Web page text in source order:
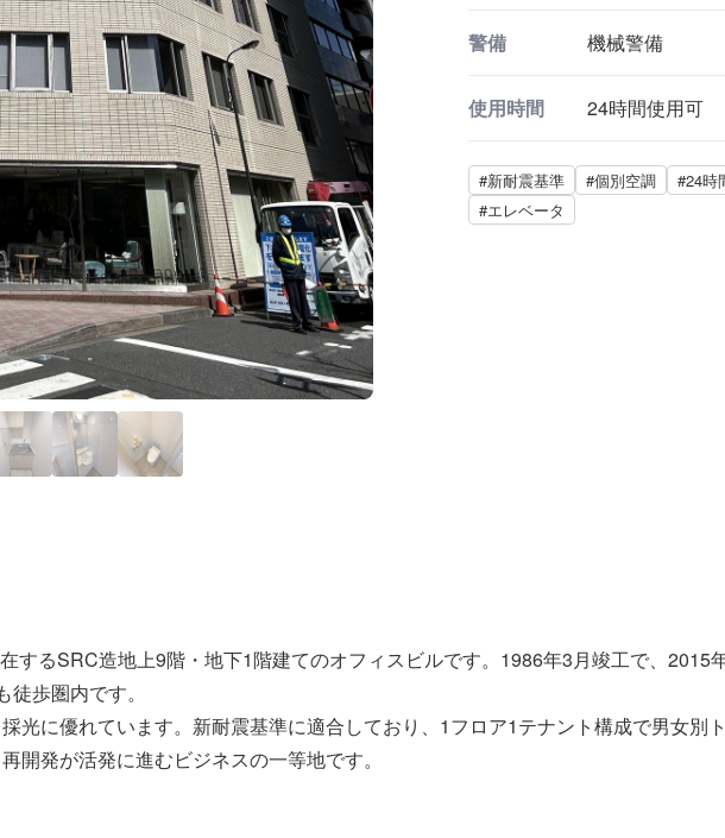
警備 機械警備
使用時間 24時間使用可
#新耐震基準 #個別空調 #24時
#エレベータ
するSRC造地上9階・地下1階建てのオフィスビルです。1986年3月竣工で、2015
歩圏内です。
光に優れています。新耐震基準に適合しており、1フロア1テナント構成で男女別
開発が活発に進むビジネスの一等地です。